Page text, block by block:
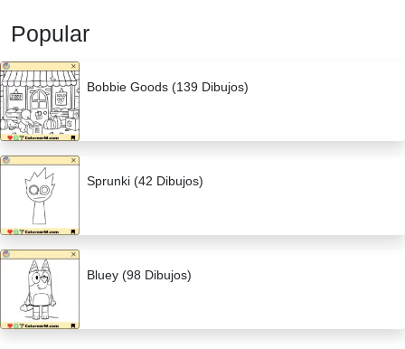
Popular
Bobbie Goods (139 Dibujos)
Sprunki (42 Dibujos)
Bluey (98 Dibujos)